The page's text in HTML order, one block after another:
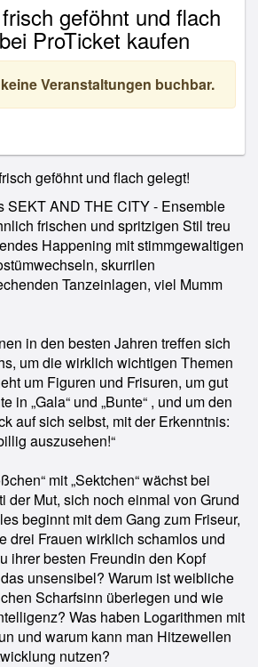
geföhnt und flach
ProTicket kaufen
Veranstaltungen buchbar.
geföhnt und flach gelegt!
SEKT AND THE CITY - Ensemble
frischen und spritzigen Stil treu
Happening mit stimmgewaltigen
skurrilen
Tanzeinlagen, viel Mumm
in den besten Jahren treffen sich
um die wirklich wichtigen Themen
um Figuren und Frisuren, um gut
in „Gala“ und „Bunte“ , und um den
auf sich selbst, mit der Erkenntnis:
auszusehen!“
mit „Sektchen“ wächst bei
der Mut, sich noch einmal von Grund
beginnt mit dem Gang zum Friseur,
drei Frauen wirklich schamlos und
ihrer besten Freundin den Kopf
unsensibel? Warum ist weibliche
Scharfsinn überlegen und wie
Was haben Logarithmen mit
und warum kann man Hitzewellen
nutzen?